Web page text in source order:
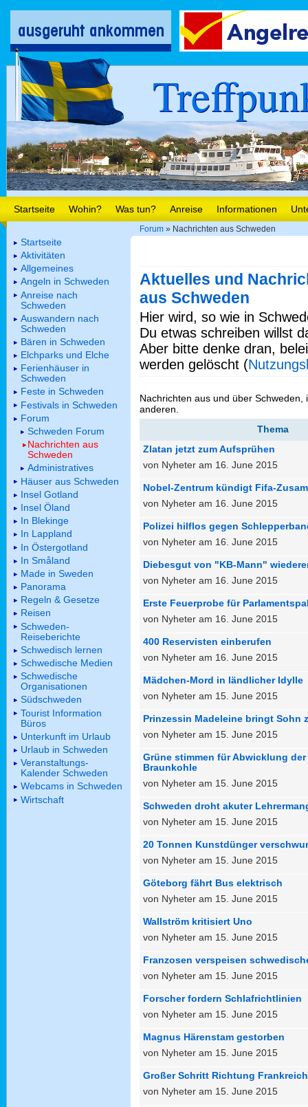
Startseite Wohin? Was tun? Anreise Informationen
Forum » Nachrichten aus Schweden
Aktuelles und
aus Schweden
Hier wird, so wie in
Du etwas schreiben willst
Aber bitte denke dran,
werden gelöscht (
Nachrichten aus und über
anderen.
Thema
Zlatan jetzt zum Aufsprühen
von Nyheter am 16. June 2015
Nobel-Zentrum kündigt Fifa-
von Nyheter am 16. June 2015
Polizei hilflos gegen
von Nyheter am 16. June 2015
Diebesgut von "KB-Mann"
von Nyheter am 16. June 2015
Erste Feuerprobe für
von Nyheter am 16. June 2015
400 Reservisten einberufen
von Nyheter am 16. June 2015
Mädchen-Mord in ländlicher Idylle
von Nyheter am 15. June 2015
Prinzessin Madeleine bringt Sohn
von Nyheter am 15. June 2015
Grüne stimmen für Abwicklung
Braunkohle
von Nyheter am 15. June 2015
Schweden droht akuter
von Nyheter am 15. June 2015
20 Tonnen Kunstdünger
von Nyheter am 15. June 2015
Göteborg fährt Bus elektrisch
von Nyheter am 15. June 2015
Wallström kritisiert Uno
von Nyheter am 15. June 2015
Franzosen verspeisen
von Nyheter am 15. June 2015
Forscher fordern Schlafrichtlinien
von Nyheter am 15. June 2015
Magnus Härenstam gestorben
von Nyheter am 15. June 2015
Großer Schritt Richtung Frankreich
von Nyheter am 15. June 2015
Startseite
Aktivitäten
Allgemeines
Angeln in Schweden
Anreise nach
Schweden
Auswandern nach
Schweden
Bären in Schweden
Elchparks und Elche
Ferienhäuser in
Schweden
Feste in Schweden
Festivals in Schweden
Forum
Schweden Forum
Nachrichten aus
Schweden
Administratives
Häuser aus Schweden
Insel Gotland
Insel Öland
In Blekinge
In Lappland
In Östergotland
In Småland
Made in Sweden
Panorama
Regeln & Gesetze
Reisen
Schweden-
Reiseberichte
Schwedisch lernen
Schwedische Medien
Schwedische
Organisationen
Südschweden
Tourist Information
Büros
Unterkunft im Urlaub
Urlaub in Schweden
Veranstaltungs-
Kalender Schweden
Webcams in Schweden
Wirtschaft